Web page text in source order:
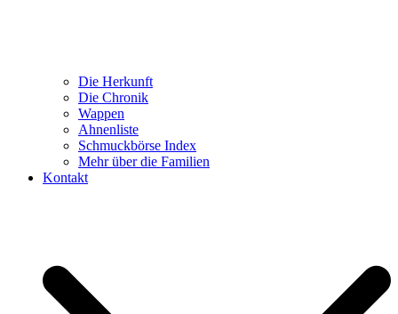
Die Herkunft
Die Chronik
Wappen
Ahnenliste
Schmuckbörse Index
Mehr über die Familien
Kontakt